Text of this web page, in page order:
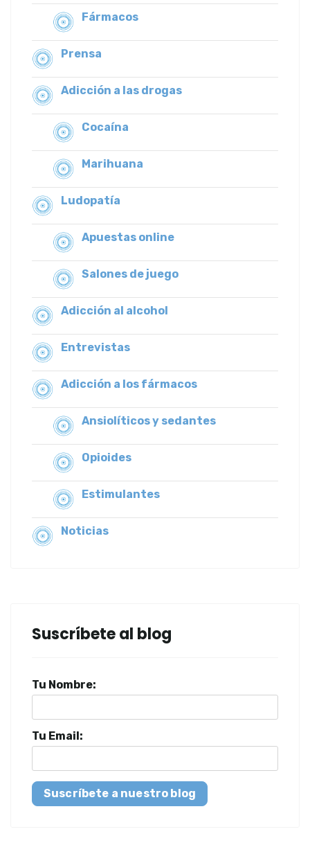
Fármacos
Prensa
Adicción a las drogas
Cocaína
Marihuana
Ludopatía
Apuestas online
Salones de juego
Adicción al alcohol
Entrevistas
Adicción a los fármacos
Ansiolíticos y sedantes
Opioides
Estimulantes
Noticias
Suscríbete al blog
Tu Nombre:
Tu Email:
Suscríbete a nuestro blog